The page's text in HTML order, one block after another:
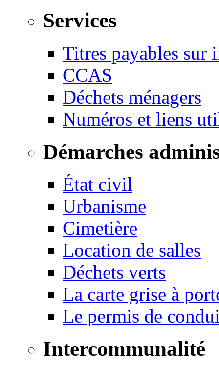
Services
Titres payables sur
CCAS
Déchets ménagers
Numéros et liens
Démarches
État civil
Urbanisme
Cimetière
Location de salles
Déchets verts
La carte grise à
Le permis de
Intercommunalité